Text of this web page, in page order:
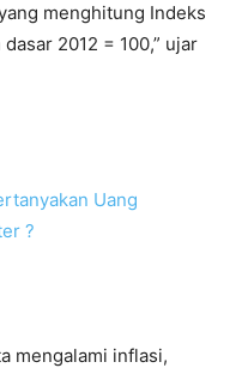
menghitung Indeks
2012 = 100,” ujar
Uang
?
mengalami inflasi,